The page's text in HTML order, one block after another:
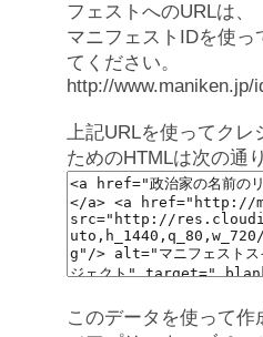
フェストへのURLは、
マニフェストIDを使っ
てください。
http://www.maniken.jp/
上記URLを使ってクレ
ためのHTMLは次の通
このデータを使って作